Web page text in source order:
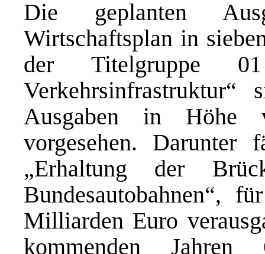
Die geplanten
Wirtschaftsplan in
der Titelgruppe
Ausgaben in Höhe
vorgesehen.
„Erhaltung der
Bundesautobahnen“,
Milliarden Euro
kommenden